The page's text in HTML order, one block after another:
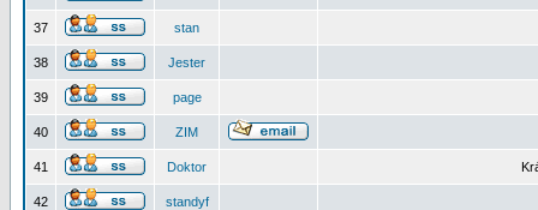
37 stan
38 Jester
39 page
40 ZIM
41 Doktor
42 standyf